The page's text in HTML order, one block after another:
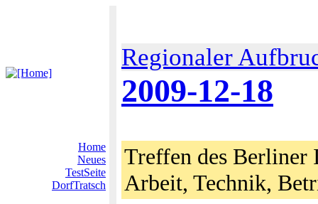
Regionaler
2009-12-18
Home
Neues
TestSeite
DorfTratsch
Treffen des Berliner
Arbeit, Technik,